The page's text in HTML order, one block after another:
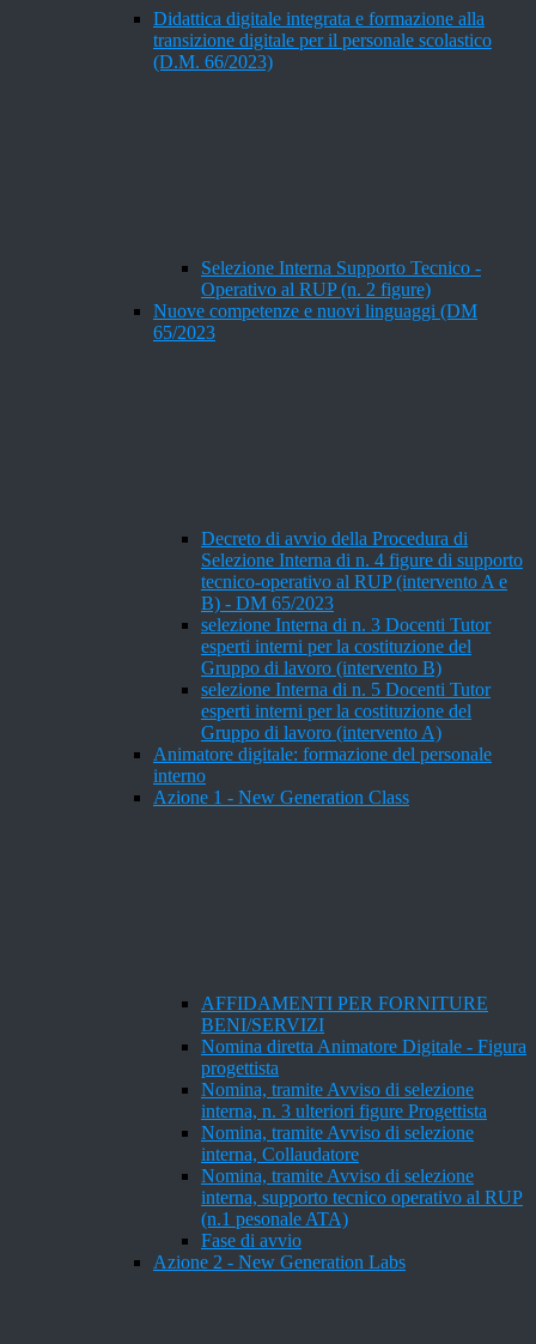
Didattica digitale integrata e formazione alla
transizione digitale per il personale scolastico
(D.M. 66/2023)
Selezione Interna Supporto Tecnico -
Operativo al RUP (n. 2 figure)
Nuove competenze e nuovi linguaggi (DM
65/2023
Decreto di avvio della Procedura di
Selezione Interna di n. 4 figure di supporto
tecnico-operativo al RUP (intervento A e
B) - DM 65/2023
selezione Interna di n. 3 Docenti Tutor
esperti interni per la costituzione del
Gruppo di lavoro (intervento B)
selezione Interna di n. 5 Docenti Tutor
esperti interni per la costituzione del
Gruppo di lavoro (intervento A)
Animatore digitale: formazione del personale
interno
Azione 1 - New Generation Class
AFFIDAMENTI PER FORNITURE
BENI/SERVIZI
Nomina diretta Animatore Digitale - Figura
progettista
Nomina, tramite Avviso di selezione
interna, n. 3 ulteriori figure Progettista
Nomina, tramite Avviso di selezione
interna, Collaudatore
Nomina, tramite Avviso di selezione
interna, supporto tecnico operativo al RUP
(n.1 pesonale ATA)
Fase di avvio
Azione 2 - New Generation Labs